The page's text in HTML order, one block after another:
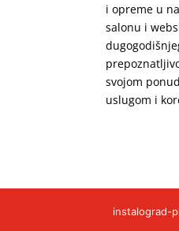
i opreme u
salonu i
svojom
uslugom i
Instalograd-
instalograd-